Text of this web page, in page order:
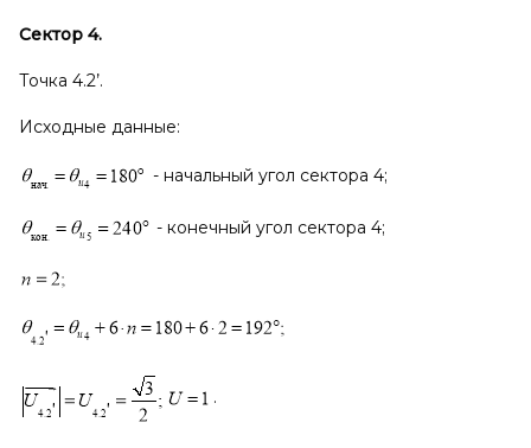
Сектор 4.
Точка 4.2’.
Исходные данные:
- начальный угол сектора 4;
- конечный угол сектора 4;
.